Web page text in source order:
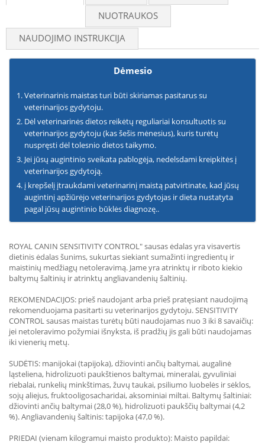
NUOTRAUKOS
NAUDOJIMO INSTRUKCIJA
Dėmesio
Veterinarinis maistas turi būti skiriamas pasitarus su
veterinarijos gydytoju.
Dėl veterinarinės dietos reikėtų reguliariai konsultuotis su
veterinarijos gydytoju (kas šešis mėnesius), kuris turėtų
nuspręsti dėl tolesnio dietos taikymo.
Jei jūsų augintinio sveikata pablogėja, nedelsdami kreipkitės į
veterinarijos gydytoją.
į krepšelį įtraukdami veterinarinį maistą patvirtinate, kad jūsų
augintinį apžiūrėjo veterinarijos gydytojas ir dieta nustatyta
pagal jūsų augintinio būklės diagnozę..
ROYAL CANIN SENSITIVITY CONTROL" sausas ėdalas yra visavertis
dietinis ėdalas šunims, sukurtas siekiant sumažinti ingredientų ir
maistinių medžiagų netoleravimą. Jame yra atrinktų ir riboto kiekio
baltymų šaltinių ir atrinktų angliavandenių šaltinių.
REKOMENDACIJOS: prieš naudojant arba prieš pratęsiant naudojimą
rekomenduojama pasitarti su veterinarijos gydytoju. SENSITIVITY
CONTROL sausas maistas turėtų būti naudojamas nuo 3 iki 8 savaičių:
jei netoleravimo požymiai išnyksta, iš pradžių jis gali būti naudojamas
iki vienerių metų.
SUDĖTIS: manijokai (tapijoka), džiovinti ančių baltymai, augalinė
ląsteliena, hidrolizuoti paukštienos baltymai, mineralai, gyvuliniai
riebalai, runkelių minkštimas, žuvų taukai, psiliumo luobelės ir sėklos,
sojų aliejus, fruktooligosacharidai, aksominiai miltai. Baltymų šaltiniai:
džiovinti ančių baltymai (28,0 %), hidrolizuoti paukščių baltymai (4,2
%). Angliavandenių šaltinis: tapijoka (47,0 %).
PRIEDAI (vienam kilogramui maisto produkto): Maisto papildai: